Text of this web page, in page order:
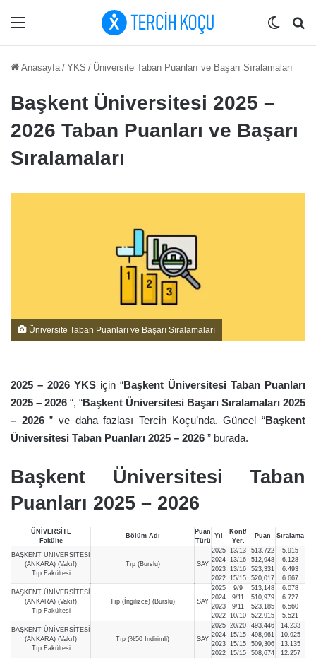
Menü Dış
Anasayfa / YKS / Üniversite Taban Puanları ve Başarı Sıralamaları
Başkent Üniversitesi 2025 –
2026 Taban Puanları ve Başarı
Sıralamaları
Üniversite Taban Puanları ve Başarı Sıralamaları
2025 – 2026 YKS için “Başkent Üniversitesi Taban Puanları
2025 – 2026 “, “Başkent Üniversitesi Başarı Sıralamaları 2025
– 2026” ve daha fazlası Tercih Koçu’nda. Güncel “Başkent
Üniversitesi Taban Puanları 2025 – 2026 ” burada.
Başkent Üniversitesi Taban
Puanları 2025 – 2026
ÜNİVERSİTE
Fakülte
Bölüm Adı
Puan
Türü
Yıl
Kont/
Yer.
Puan Sıralama
BAŞKENT ÜNİVERSİTESİ
(ANKARA) (Vakıf)
Tıp Fakültesi
Tıp (Burslu) SAY
2025
2024
2023
2022
13/13
13/16
13/16
15/15
513,722
512,948
523,331
520,017
5.915
6.128
6.493
6.667
BAŞKENT ÜNİVERSİTESİ
(ANKARA) (Vakıf)
Tıp Fakültesi
Tıp (İngilizce) (Burslu) SAY
2025
2024
2023
2022
9/9
9/11
9/11
10/10
513,148
510,979
523,185
522,915
6.078
6.727
6.560
5.521
BAŞKENT ÜNİVERSİTESİ
(ANKARA) (Vakıf)
Tıp Fakültesi
Tıp (%50 İndirimli) SAY
2025
2024
2023
2022
20/20
15/15
15/15
15/15
493,446
498,961
509,306
508,674
14.233
10.925
13.135
12.257